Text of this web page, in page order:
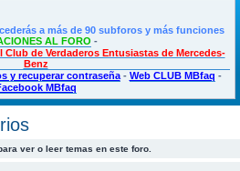
a más de 90 subforos y más funciones
AL FORO -
Club de Verdaderos Entusiastas de Mercedes-
Benz
y recuperar contraseña- Web CLUB MBfaq -
MBfaq
ver o leer temas en este foro.